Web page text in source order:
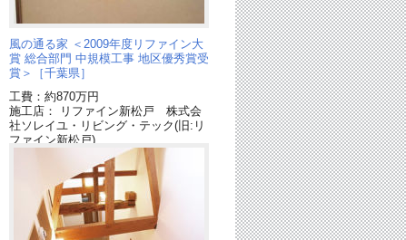
風の通る家 ＜2009年度リファイン大
賞 総合部門 中規模工事 地区優秀賞受
賞＞［千葉県］
工費：約870万円
施工店： リファイン新松戸 株式会
社ソレイユ・リビング・テック(旧:リ
ファイン新松戸)